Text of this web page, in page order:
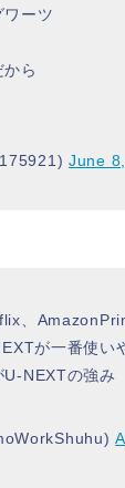
ワーツ
ら
June
、
が一番使い
NEXTの強み